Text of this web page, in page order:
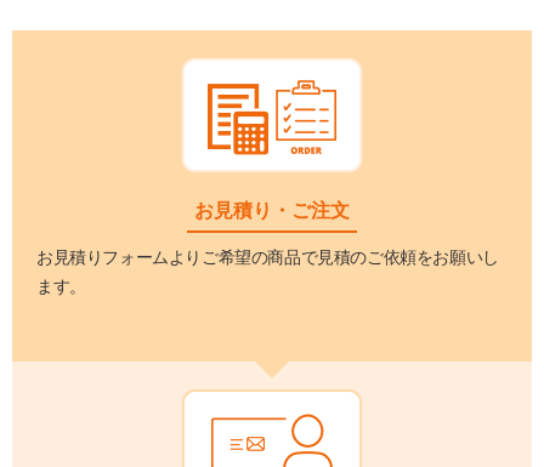
お見積り・ご注文
お見積りフォームよりご希望の商品で見積のご依頼をお願いし
ます。